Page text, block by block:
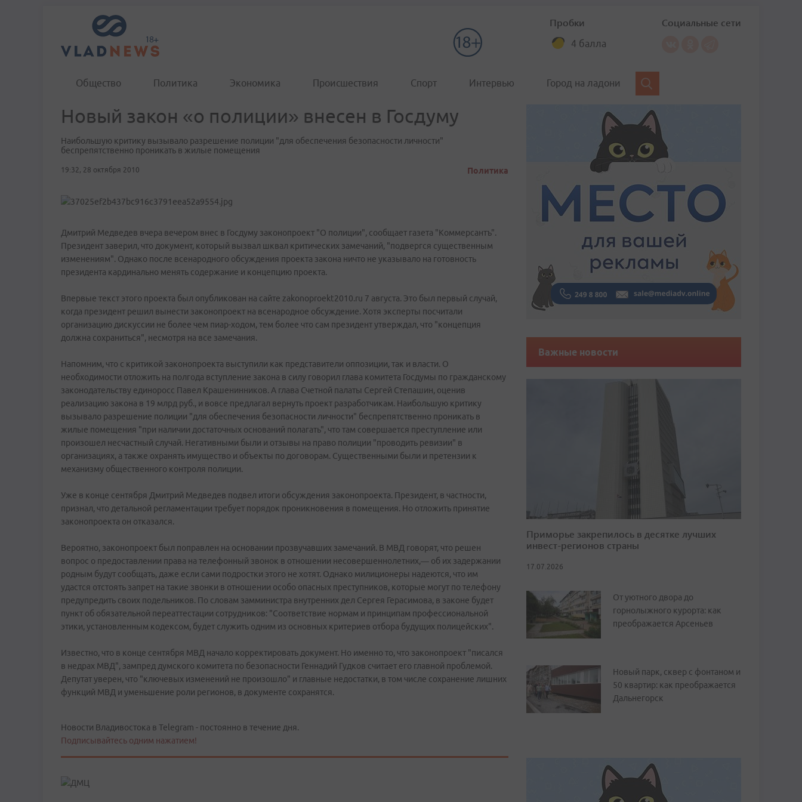
Пробки
4 балла
Социальные сети
Общество Политика Экономика Происшествия Спорт Интервью Город на ладони
Новый закон «о полиции» внесен в Госдуму
Наибольшую критику вызывало разрешение полиции "для обеспечения безопасности личности"
беспрепятственно проникать в жилые помещения
19:32, 28 октября 2010 Политика
Дмитрий Медведев вчера вечером внес в Госдуму законопроект "О полиции", сообщает газета "Коммерсантъ".
Президент заверил, что документ, который вызвал шквал критических замечаний, "подвергся существенным
изменениям". Однако после всенародного обсуждения проекта закона ничто не указывало на готовность
президента кардинально менять содержание и концепцию проекта.
Впервые текст этого проекта был опубликован на сайте zakonoproekt2010.ru 7 августа. Это был первый случай,
когда президент решил вынести законопроект на всенародное обсуждение. Хотя эксперты посчитали
организацию дискуссии не более чем пиар-ходом, тем более что сам президент утверждал, что "концепция
должна сохраниться", несмотря на все замечания.
Напомним, что с критикой законопроекта выступили как представители оппозиции, так и власти. О
необходимости отложить на полгода вступление закона в силу говорил глава комитета Госдумы по гражданскому
законодательству единоросс Павел Крашенинников. А глава Счетной палаты Сергей Степашин, оценив
реализацию закона в 19 млрд руб., и вовсе предлагал вернуть проект разработчикам. Наибольшую критику
вызывало разрешение полиции "для обеспечения безопасности личности" беспрепятственно проникать в
жилые помещения "при наличии достаточных оснований полагать", что там совершается преступление или
произошел несчастный случай. Негативными были и отзывы на право полиции "проводить ревизии" в
организациях, а также охранять имущество и объекты по договорам. Существенными были и претензии к
механизму общественного контроля полиции.
Уже в конце сентября Дмитрий Медведев подвел итоги обсуждения законопроекта. Президент, в частности,
признал, что детальной регламентации требует порядок проникновения в помещения. Но отложить принятие
законопроекта он отказался.
Вероятно, законопроект был поправлен на основании прозвучавших замечаний. В МВД говорят, что решен
вопрос о предоставлении права на телефонный звонок в отношении несовершеннолетних,— об их задержании
родным будут сообщать, даже если сами подростки этого не хотят. Однако милиционеры надеются, что им
удастся отстоять запрет на такие звонки в отношении особо опасных преступников, которые могут по телефону
предупредить своих подельников. По словам замминистра внутренних дел Сергея Герасимова, в законе будет
пункт об обязательной переаттестации сотрудников: "Соответствие нормам и принципам профессиональной
этики, установленным кодексом, будет служить одним из основных критериев отбора будущих полицейских".
Известно, что в конце сентября МВД начало корректировать документ. Но именно то, что законопроект "писался
в недрах МВД", зампред думского комитета по безопасности Геннадий Гудков считает его главной проблемой.
Депутат уверен, что "ключевых изменений не произошло" и главные недостатки, в том числе сохранение лишних
функций МВД и уменьшение роли регионов, в документе сохранятся.
Новости Владивостока в Telegram - постоянно в течение дня.
Подписывайтесь одним нажатием!
Важные новости
Приморье закрепилось в десятке лучших
инвест-регионов страны
17.07.2026
От уютного двора до
горнолыжного курорта: как
преображается Арсеньев
Новый парк, сквер с фонтаном и
50 квартир: как преображается
Дальнегорск